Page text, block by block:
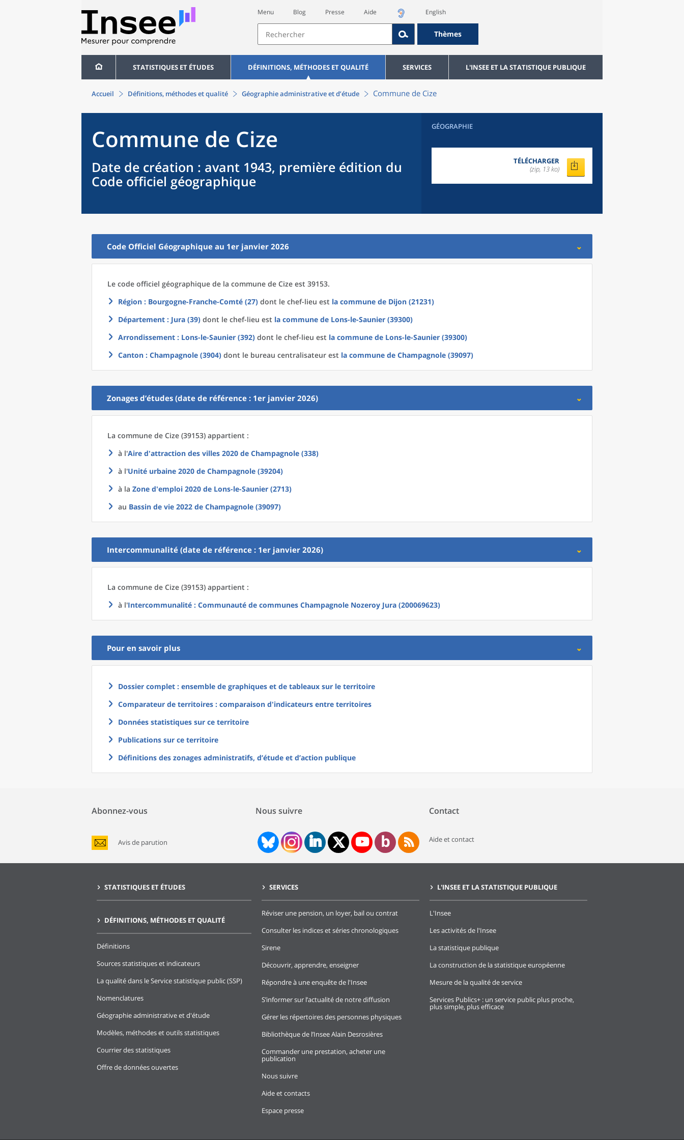
Menu Blog Presse Aide English
Thèmes
STATISTIQUES ET ÉTUDES DÉFINITIONS, MÉTHODES ET QUALITÉ SERVICES L'INSEE ET LA STATISTIQUE PUBLIQUE
Accueil Définitions, méthodes et qualité Géographie administrative et d’étude Commune de Cize
Commune de Cize
Date de création : avant 1943, première édition du
Code officiel géographique
GÉOGRAPHIE
TÉLÉCHARGER
(zip, 13 ko)
Code Officiel Géographique au 1er janvier 2026
Le code officiel géographique de la commune de Cize est 39153.
Région : Bourgogne-Franche-Comté (27) dont le chef-lieu est la commune de Dijon (21231)
Département : Jura (39) dont le chef-lieu est la commune de Lons-le-Saunier (39300)
Arrondissement : Lons-le-Saunier (392) dont le chef-lieu est la commune de Lons-le-Saunier (39300)
Canton : Champagnole (3904) dont le bureau centralisateur est la commune de Champagnole (39097)
Zonages d’études (date de référence : 1er janvier 2026)
La commune de Cize (39153) appartient :
à l'Aire d'attraction des villes 2020 de Champagnole (338)
à l'Unité urbaine 2020 de Champagnole (39204)
à la Zone d'emploi 2020 de Lons-le-Saunier (2713)
au Bassin de vie 2022 de Champagnole (39097)
Intercommunalité (date de référence : 1er janvier 2026)
La commune de Cize (39153) appartient :
à l'Intercommunalité : Communauté de communes Champagnole Nozeroy Jura (200069623)
Pour en savoir plus
Dossier complet : ensemble de graphiques et de tableaux sur le territoire
Comparateur de territoires : comparaison d'indicateurs entre territoires
Données statistiques sur ce territoire
Publications sur ce territoire
Définitions des zonages administratifs, d’étude et d’action publique
Abonnez-vous
Avis de parution
Nous suivre Contact
Aide et contact
STATISTIQUES ET ÉTUDES
DÉFINITIONS, MÉTHODES ET QUALITÉ
Définitions
Sources statistiques et indicateurs
La qualité dans le Service statistique public (SSP)
Nomenclatures
Géographie administrative et d'étude
Modèles, méthodes et outils statistiques
Courrier des statistiques
Offre de données ouvertes
SERVICES
Réviser une pension, un loyer, bail ou contrat
Consulter les indices et séries chronologiques
Sirene
Découvrir, apprendre, enseigner
Répondre à une enquête de l'Insee
S’informer sur l’actualité de notre diffusion
Gérer les répertoires des personnes physiques
Bibliothèque de l’Insee Alain Desrosières
Commander une prestation, acheter une
publication
Nous suivre
Aide et contacts
Espace presse
L'INSEE ET LA STATISTIQUE PUBLIQUE
L'Insee
Les activités de l'Insee
La statistique publique
La construction de la statistique européenne
Mesure de la qualité de service
Services Publics+ : un service public plus proche,
plus simple, plus efficace